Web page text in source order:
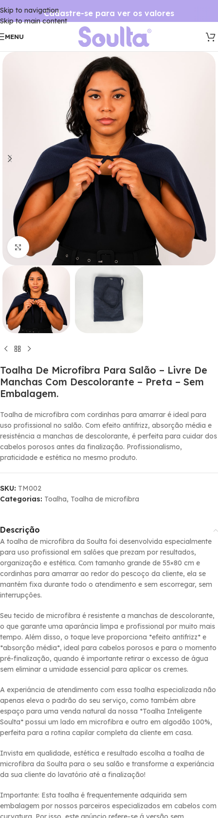
Skip to navigation
Skip to main content
Cadastre-se para ver os valores
MENU
Click to enlarge
Toalha De Microfibra Para Salão – Livre De
Manchas Com Descolorante – Preta – Sem
Embalagem.
Toalha de microfibra com cordinhas para amarrar é ideal para
uso profissional no salão. Com efeito antifrizz, absorção média e
resisténcia a manchas de descolorante, é perfeita para cuidar dos
cabelos porosos antes da finalização. Profissionalismo,
praticidade e estética no mesmo produto.
SKU: TM002
Categorias: Toalha, Toalha de microfibra
Descrição
A toalha de microfibra da Soulta foi desenvolvida especialmente
para uso profissional em salôes que prezam por resultados,
organização e estética. Com tamanho grande de 55×80 cm e
cordinhas para amarrar ao redor do pescoço da cliente, ela se
mantém fixa durante todo o atendimento e sem escorregar, sem
interrupçôes.
Seu tecido de microfibra é resistente a manchas de descolorante,
o que garante uma aparáncia limpa e profissional por muito mais
tempo. Além disso, o toque leve proporciona *efeito antifrizz* e
*absorção média*, ideal para cabelos porosos e para o momento
pré-finalização, quando é importante retirar o excesso de água
sem eliminar a umidade essencial para aplicar os cremes.
A experiáncia de atendimento com essa toalha especializada não
apenas eleva o padrão do seu serviço, como também abre
espaço para uma venda natural da nossa *Toalha Inteligente
Soulta* possui um lado em microfibra e outro em algodão 100%,
perfeita para a rotina capilar completa da cliente em casa.
Invista em qualidade, estética e resultado escolha a toalha de
microfibra da Soulta para o seu salão e transforme a experiáncia
da sua cliente do lavatório até a finalização!
Importante: Esta toalha é frequentemente adquirida sem
embalagem por nossos parceiros especializados em cabelos com